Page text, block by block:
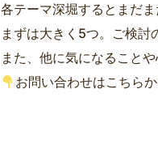
各テーマ深堀するとまだ
まずは大きく5つ。ご検討
また、他に気になること
お問い合わせはこちらか